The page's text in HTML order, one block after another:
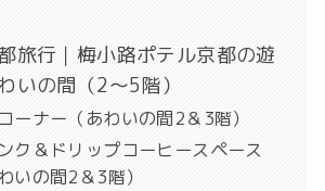
旅行｜梅小路ポテル京都の遊
いの間（2〜5階）
ーナー（あわいの間2＆3階）
ク＆ドリップコーヒースペース
いの間2＆3階）